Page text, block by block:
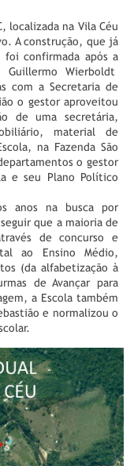
localizada na Vila Céu
A construção, que já
foi confirmada após a
Wierboldt
com a Secretaria de
o gestor aproveitou
de uma secretária,
material de
na Fazenda São
o gestor
e seu Plano Político
anos na busca por
que a maioria de
de concurso e
ao Ensino Médio,
(da alfabetização à
de Avançar para
a Escola também
e normalizou o